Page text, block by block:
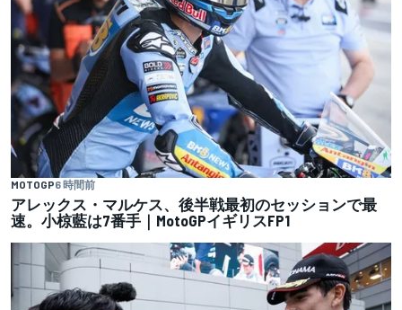
MOTOGP6 時間前
アレックス・マルケス、後半戦最初のセッションで最
速。小椋藍は7番手｜MotoGPイギリスFP1